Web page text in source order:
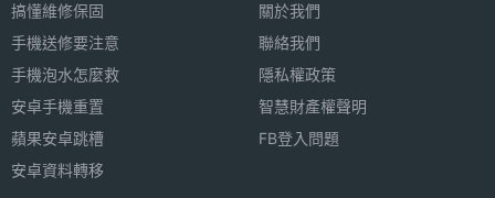
搞懂維修保固
手機送修要注意
手機泡水怎麼救
安卓手機重置
蘋果安卓跳槽
安卓資料轉移
關於我們
聯絡我們
隱私權政策
智慧財產權聲明
FB登入問題